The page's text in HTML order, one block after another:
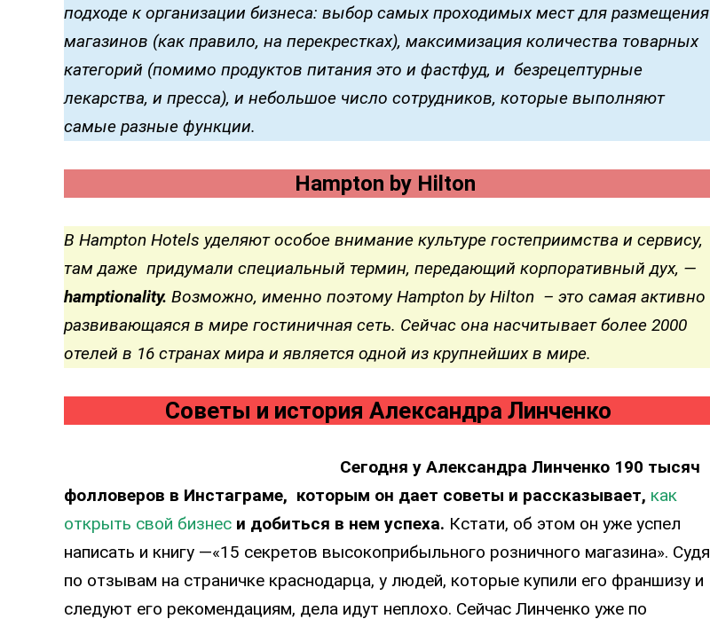
подходе к организации бизнеса: выбор самых проходимых мест для размещения
магазинов (как правило, на перекрестках), максимизация количества товарных
категорий (помимо продуктов питания это и фастфуд, и безрецептурные
лекарства, и пресса), и небольшое число сотрудников, которые выполняют
самые разные функции.
Hampton by Hilton
В Hampton Hotels уделяют особое внимание культуре гостеприимства и сервису,
там даже придумали специальный термин, передающий корпоративный дух, —
hamptionality. Возможно, именно поэтому Hampton by Hilton – это самая активно
развивающаяся в мире гостиничная сеть. Сейчас она насчитывает более 2000
отелей в 16 странах мира и является одной из крупнейших в мире.
Советы и история Александра Линченко
Сегодня у Александра Линченко 190 тысяч
фолловеров в Инстаграме, которым он дает советы и рассказывает, как
открыть свой бизнес и добиться в нем успеха. Кстати, об этом он уже успел
написать и книгу —«15 секретов высокоприбыльного розничного магазина». Судя
по отзывам на страничке краснодарца, у людей, которые купили его франшизу и
следуют его рекомендациям, дела идут неплохо. Сейчас Линченко уже по